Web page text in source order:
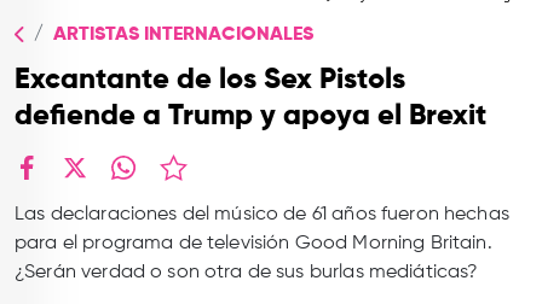
CONTACTO
ARTISTAS INTERNACIONALES
Excantante de los Sex Pistols
defiende a Trump y apoya el Brexit
Las declaraciones del músico de 61 años fueron hechas
para el programa de televisión Good Morning Britain.
¿Serán verdad o son otra de sus burlas mediáticas?